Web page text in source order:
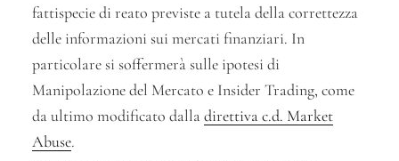
fattispecie di reato previste a tutela della correttezza
delle informazioni sui mercati finanziari. In
particolare si soffermerà sulle ipotesi di
Manipolazione del Mercato e Insider Trading, come
da ultimo modificato dalladirettiva c.d. Market
Abuse.